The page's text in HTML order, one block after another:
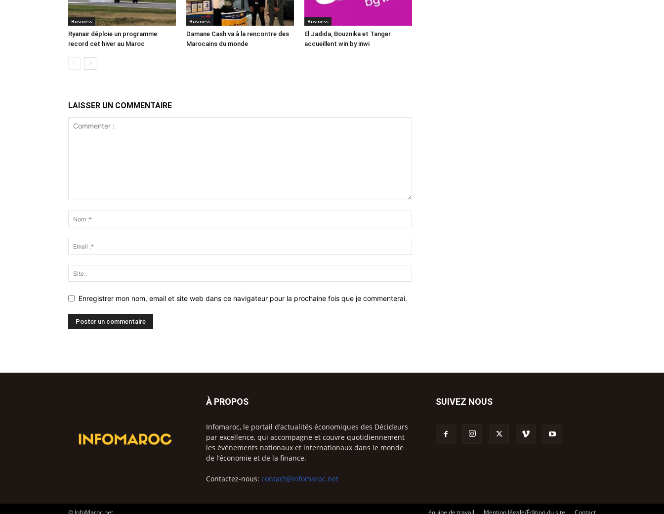
Business
Ryanair déploie un programme
record cet hiver au Maroc
Business
Damane Cash va à la rencontre des
Marocains du monde
Business
El Jadida, Bouznika et Tanger
accueillent win by inwi
LAISSER UN COMMENTAIRE
Enregistrer mon nom, email et site web dans ce navigateur pour la prochaine fois que je commenterai.
À PROPOS
Infomaroc, le portail d’actualités économiques des Décideurs
par excellence, qui accompagne et couvre quotidiennement
les événements nationaux et internationaux dans le monde
de l’économie et de la finance.
Contactez-nous: contact@infomaroc.net
SUIVEZ NOUS
équipe de travail Mention légale/Édition du site Contact
© InfoMaroc.net